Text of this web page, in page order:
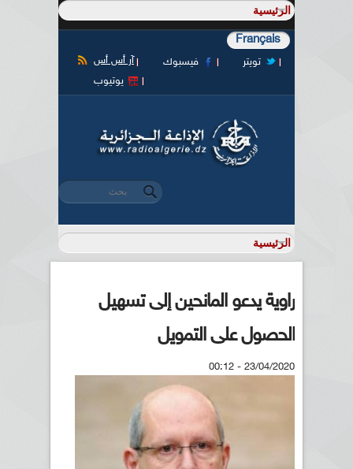
Français
آر أس أس فيسبوك
تويتر
يوتيوب
استمارة البحث
‏بحث ‏
راوية يدعو المانحين إلى تسهيل
الحصول على التمويل
23/04/2020 - 00:12